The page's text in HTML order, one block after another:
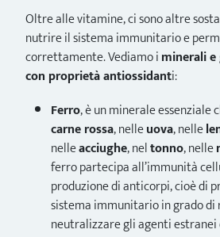
Oltre alle vitamine, ci sono altre
nutrire il sistema immunitario e
correttamente. Vediamo iminerali
con proprietà antiossidanti:
Ferro, è un minerale essenziale
carne rossa, nelleuova, nelle
nelleacciughe, neltonno, nelle
ferro partecipa all’immunità
produzione di anticorpi, cioè di
sistema immunitario in grado di
neutralizzare gli agenti estranei